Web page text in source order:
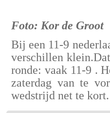
Foto: Kor de Groot
Bij een 11-9
verschillen
ronde: vaak 11-9 .
zaterdag van te
wedstrijd net te kort.